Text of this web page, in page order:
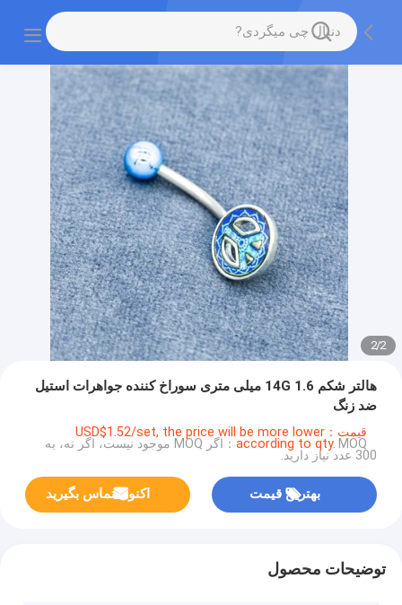
2
/
2
هالتر شکم 14G 1.6 میلی متری سوراخ کننده جواهرات استیل
ضد زنگ
قیمت：USD$1.52/set, the price will be more lower
according to qty. MOQ：اگر MOQ موجود نیست، اگر نه، به
300 عدد نیاز دارید.
بهترین قیمت اکنون تماس بگیرید
توضیحات محصول